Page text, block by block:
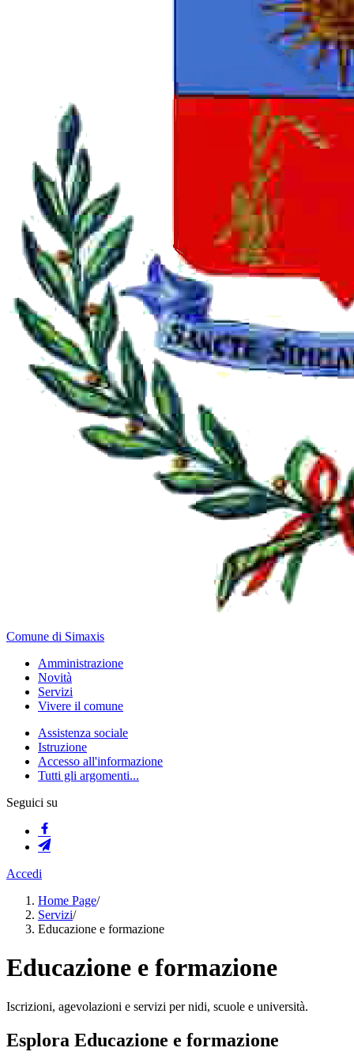
Comune di Simaxis
Amministrazione
Novità
Servizi
Vivere il comune
Assistenza sociale
Istruzione
Accesso all'informazione
Tutti gli argomenti...
Seguici su
Accedi
Home Page/
Servizi/
Educazione e formazione
Educazione e formazione
Iscrizioni, agevolazioni e servizi per nidi, scuole e università.
Esplora Educazione e formazione